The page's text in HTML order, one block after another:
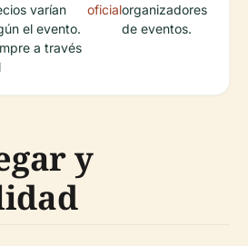
varían
el evento.
a través
oficialorganizadores
de eventos.
y